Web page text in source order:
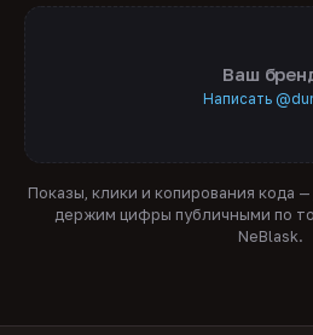
Ваш
Написать
Показы, клики и копирования кода —
держим цифры публичными по
NeBlask.